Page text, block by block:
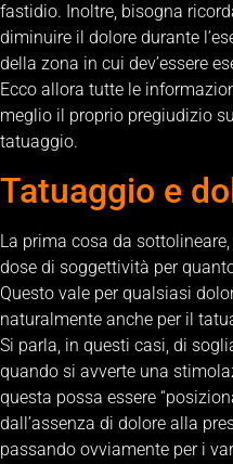
fastidio. Inoltre, bisogna
diminuire il dolore durante
della zona in cui dev’essere
Ecco allora tutte le
meglio il proprio pregiudizio
tatuaggio.
Tatuaggio e
La prima cosa da
dose di soggettività per
Questo vale per qualsiasi
naturalmente anche per il
Si parla, in questi casi, di
quando si avverte una
questa possa essere
dall’assenza di dolore alla
passando ovviamente per i